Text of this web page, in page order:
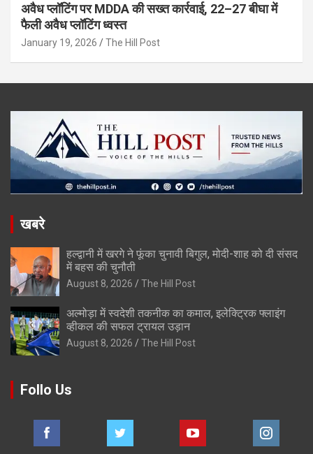
अवैध प्लॉटिंग पर MDDA की सख्त कार्रवाई, 22–27 बीघा में
फैली अवैध प्लॉटिंग ध्वस्त
January 19, 2026 The Hill Post
खबरे
हल्द्वानी में खरगे ने फूंका चुनावी बिगुल, मोदी-शाह को दी संसद
में बहस की चुनौती
August 8, 2026 The Hill Post
अल्मोड़ा में स्वदेशी तकनीक का कमाल, इलेक्ट्रिक फ्लाइंग
व्हीकल की सफल ट्रायल उड़ान
August 8, 2026 The Hill Post
Follo Us